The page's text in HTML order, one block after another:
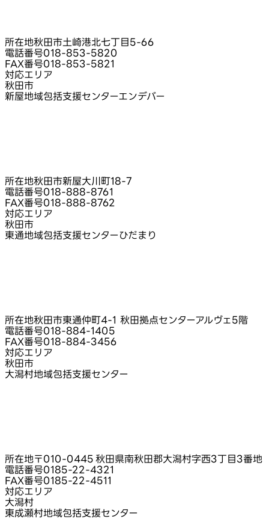
所在地秋田市土崎港北七丁目5‑66
電話番号018-853-5820
FAX番号018-853-5821
対応エリア
秋田市
新屋地域包括支援センターエンデバー
所在地秋田市新屋大川町18‑7
電話番号018-888-8761
FAX番号018-888-8762
対応エリア
秋田市
東通地域包括支援センターひだまり
所在地秋田市東通仲町4‑1 秋田拠点センターアルヴェ5階
電話番号018-884-1405
FAX番号018-884-3456
対応エリア
秋田市
大潟村地域包括支援センター
所在地〒010-0445 秋田県南秋田郡大潟村字西3丁目3番地
電話番号0185-22-4321
FAX番号0185-22-4511
対応エリア
大潟村
東成瀬村地域包括支援センター